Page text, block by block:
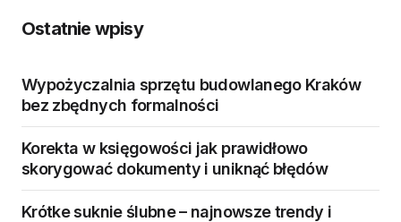
Ostatnie wpisy
Wypożyczalnia sprzętu budowlanego Kraków
bez zbędnych formalności
Korekta w księgowości jak prawidłowo
skorygować dokumenty i uniknąć błędów
Krótke suknie ślubne – najnowsze trendy i